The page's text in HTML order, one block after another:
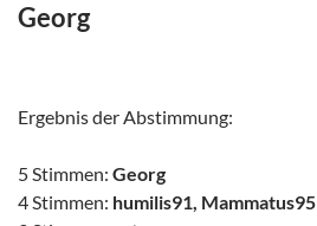
Georg
Ergebnis der Abstimmung:
5 Stimmen: Georg
4 Stimmen: humilis91, Mammatus95